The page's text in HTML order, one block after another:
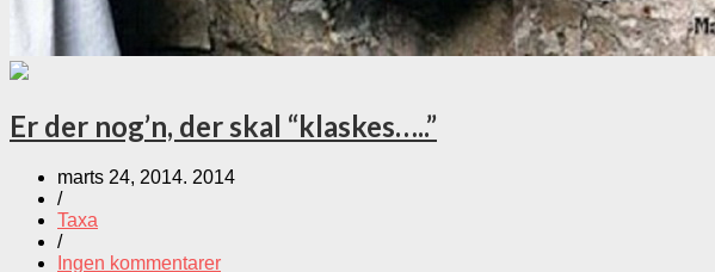
Er der nog’n, der skal “klaskes…..”
marts 24, 2014. 2014
/
Taxa
/
Ingen kommentarer